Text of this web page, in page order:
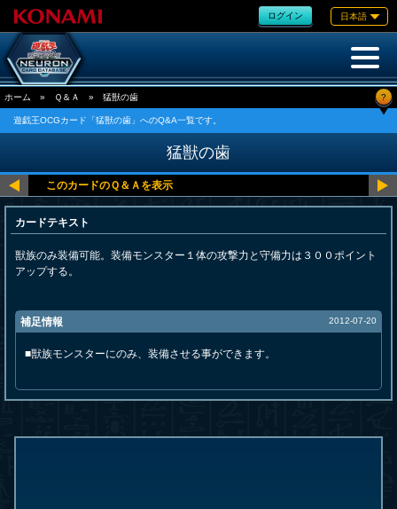
ログイン 日本語
ホーム » Ｑ＆Ａ » 猛獣の歯 ?
遊戯王OCGカード「猛獣の歯」へのQ&A一覧です。
猛獣の歯
カードテキスト
獣族のみ装備可能。装備モンスター１体の攻撃力と守備力は３００ポイント
アップする。
補足情報 2012-07-20
■獣族モンスターにのみ、装備させる事ができます。